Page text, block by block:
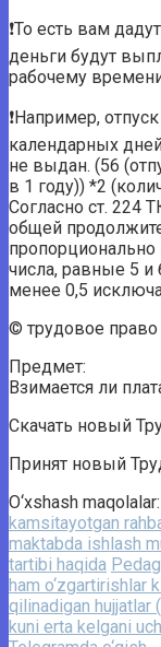
❗️То есть вам
деньги будут
рабочему
❗️Например,
календарных
не выдан. (56
в 1 году)) *2
Согласно ст. 224
общей
числа, равные 5 и
менее 0,5
© трудовое право
Предмет:
Взимается ли
Скачать новый
Принят новый
O‘xshash maqolalar:
kamsitayotgan
maktabda ishlash
tartibi haqida
ham o‘zgartirishlar
qilinadigan hujjatlar
kuni erta kelgani